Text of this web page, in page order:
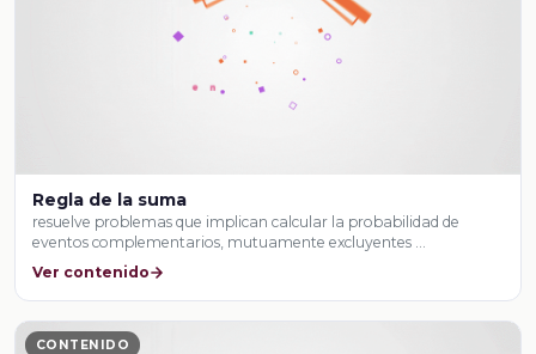
Regla de la suma
resuelve problemas que implican calcular la probabilidad de
eventos complementarios, mutuamente excluyentes …
Ver contenido
CONTENIDO